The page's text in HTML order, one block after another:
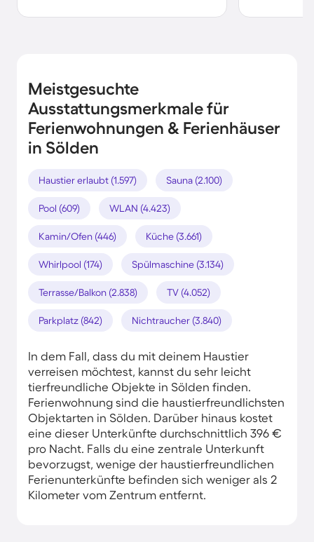
Meistgesuchte
Ausstattungsmerkmale für
Ferienwohnungen & Ferienhäuser
in Sölden
Haustier erlaubt (1.597) Sauna (2.100)
Pool (609) WLAN (4.423)
Kamin/Ofen (446) Küche (3.661)
Whirlpool (174) Spülmaschine (3.134)
Terrasse/Balkon (2.838) TV (4.052)
Parkplatz (842) Nichtraucher (3.840)
In dem Fall, dass du mit deinem Haustier
verreisen möchtest, kannst du sehr leicht
tierfreundliche Objekte in Sölden finden.
Ferienwohnung sind die haustierfreundlichsten
Objektarten in Sölden. Darüber hinaus kostet
eine dieser Unterkünfte durchschnittlich 396 €
pro Nacht. Falls du eine zentrale Unterkunft
bevorzugst, wenige der haustierfreundlichen
Ferienunterkünfte befinden sich weniger als 2
Kilometer vom Zentrum entfernt.